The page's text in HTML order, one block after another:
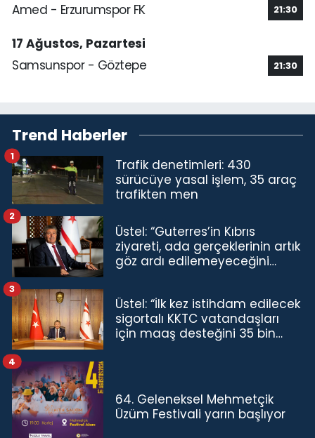
Amed - Erzurumspor FK 21:30
17 Ağustos, Pazartesi
Samsunspor - Göztepe
21:30
Trend Haberler
Trafik denetimleri: 430
sürücüye yasal işlem, 35 araç
trafikten men
1
Üstel: “Guterres’in Kıbrıs
ziyareti, ada gerçeklerinin artık
göz ardı edilemeyeceğini
2
Üstel: “İlk kez istihdam edilecek
sigortalı KKTC vatandaşları
için maaş desteğini 35 bin
3
64. Geleneksel Mehmetçik
Üzüm Festivali yarın başlıyor
4